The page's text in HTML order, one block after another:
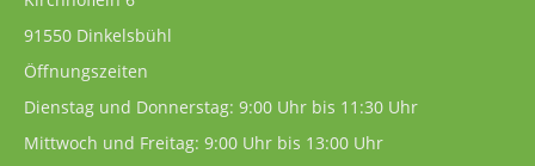
91550 Dinkelsbühl
Öffnungszeiten
Dienstag und Donnerstag: 9:00 Uhr bis 11:30 Uhr
Mittwoch und Freitag: 9:00 Uhr bis 13:00 Uhr